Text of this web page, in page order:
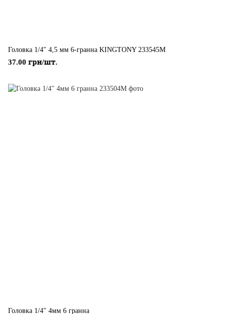
Головка 1/4" 4,5 мм 6-гранна KINGTONY 233545M
37.00 грн/шт.
Головка 1/4" 4мм 6 гранна